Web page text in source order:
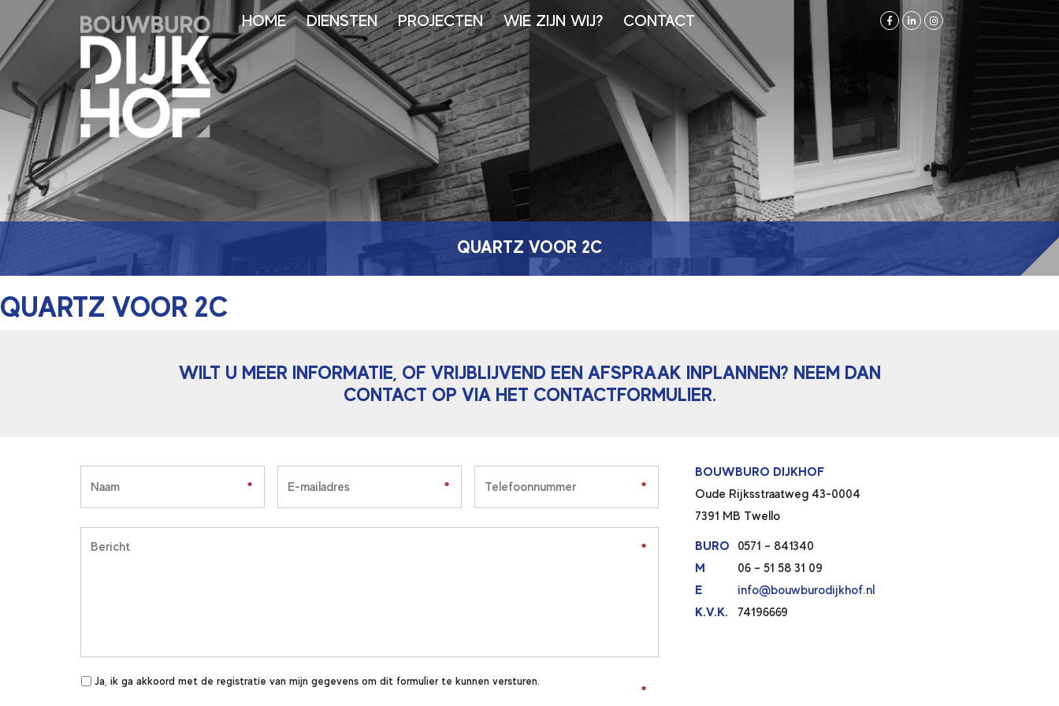
HOME DIENSTEN PROJECTEN WIE ZIJN WIJ? CONTACT
QUARTZ VOOR 2C
QUARTZ VOOR 2C
WILT U MEER INFORMATIE, OF VRIJBLIJVEND EEN AFSPRAAK INPLANNEN? NEEM DAN
CONTACT OP VIA HET CONTACTFORMULIER.
*
* *
* *
*
*
*
*
*
Ja, ik ga akkoord met de registratie van mijn gegevens om dit formulier te kunnen versturen.
BOUWBURO DIJKHOF
Oude Rijksstraatweg 43-0004
7391 MB Twello
BURO 0571 – 841340
M 06 – 51 58 31 09
E info@bouwburodijkhof.nl
K.V.K. 74196669